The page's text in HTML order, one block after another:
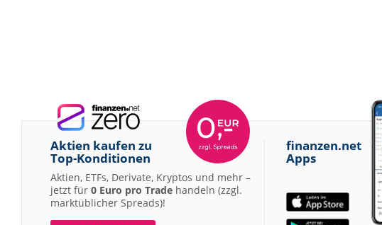
Aktien kaufen zu
Top-Konditionen
Aktien, ETFs, Derivate, Kryptos und mehr –
jetzt für 0 Euro pro Trade handeln (zzgl.
marktüblicher Spreads)!
finanzen.net
Apps